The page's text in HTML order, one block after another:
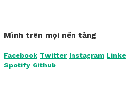
Mình trên mọi nền tảng
Facebook Twitter Instagram
Spotify Github